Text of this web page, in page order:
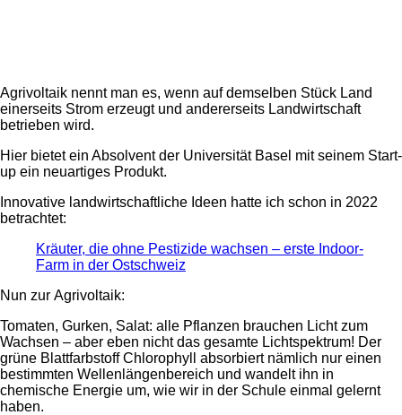
Agrivoltaik nennt man es, wenn auf demselben Stück Land
einerseits Strom erzeugt und andererseits Landwirtschaft
betrieben wird.
Hier bietet ein Absolvent der Universität Basel mit seinem Start-
up ein neuartiges Produkt.
Innovative landwirtschaftliche Ideen hatte ich schon in 2022
betrachtet:
Kräuter, die ohne Pestizide wachsen – erste Indoor-
Farm in der Ostschweiz
Nun zur Agrivoltaik:
Tomaten, Gurken, Salat: alle Pflanzen brauchen Licht zum
Wachsen – aber eben nicht das gesamte Lichtspektrum! Der
grüne Blattfarbstoff Chlorophyll absorbiert nämlich nur einen
bestimmten Wellenlängenbereich und wandelt ihn in
chemische Energie um, wie wir in der Schule einmal gelernt
haben.